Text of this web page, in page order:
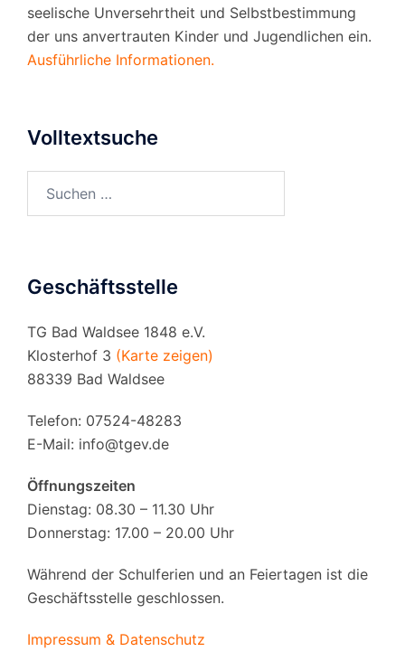
seelische Unversehrtheit und Selbstbestimmung
der uns anvertrauten Kinder und Jugendlichen ein.
Ausführliche Informationen.
Volltextsuche
Geschäftsstelle
TG Bad Waldsee 1848 e.V.
Klosterhof 3 (Karte zeigen)
88339 Bad Waldsee
Telefon: 07524-48283
E-Mail: info@tgev.de
Öffnungszeiten
Dienstag: 08.30 – 11.30 Uhr
Donnerstag: 17.00 – 20.00 Uhr
Während der Schulferien und an Feiertagen ist die
Geschäftsstelle geschlossen.
Impressum & Datenschutz